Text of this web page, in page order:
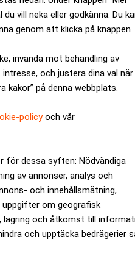
vill neka eller godkänna. Du
genom att klicka på knappen
invända mot behandling av
och justera dina val när
kakor” på denna webbplats.
policyoch vår
för dessa syften: Nödvändiga
av annonser, analys och
och innehållsmätning,
om geografisk
lagring och åtkomst till
och upptäcka bedrägerier
från sitt sortiment. Bland
volymer. Men nu vågar allt
69 spänn på systemet.
att många gör det. Det där
mat. Annars passar